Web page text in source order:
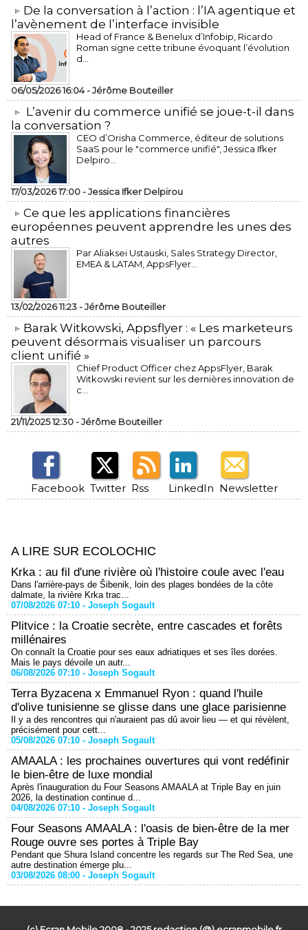
​De la conversation à l’action : l’IA agentique et
l’avènement de l’interface invisible
Head of France & Benelux d’Infobip, Ricardo
Roman signe cette tribune évoquant l’évolution
d...
06/05/2026 16:04 -Jérôme Bouteiller
L’avenir du commerce unifié se joue-t-il dans
la conversation ?
CEO d’Orisha Commerce, éditeur de solutions
SaaS pour le "commerce unifié", Jessica Ifker
Delpiro...
17/03/2026 17:00 -Jessica Ifker Delpirou
​Ce que les applications financières
européennes peuvent apprendre les unes des
autres
Par Aliaksei Ustauski, Sales Strategy Director,
EMEA & LATAM, AppsFlyer...
13/02/2026 11:23 -Jérôme Bouteiller
​Barak Witkowski, Appsflyer : « Les marketeurs
peuvent désormais visualiser un parcours
client unifié »
Chief Product Officer chez AppsFlyer, ​Barak
Witkowski revient sur les dernières innovation de
c...
21/11/2025 12:30 -Jérôme Bouteiller
Facebook Twitter Rss LinkedIn Newsletter
A LIRE SUR ECOLOCHIC
Krka : au fil d'une rivière où l'histoire coule avec l'eau
Dans l'arrière-pays de Šibenik, loin des plages bondées de la côte
dalmate, la rivière Krka trac...
07/08/2026 07:10 - Joseph Sogault
Plitvice : la Croatie secrète, entre cascades et forêts
millénaires
On connaît la Croatie pour ses eaux adriatiques et ses îles dorées.
Mais le pays dévoile un autr...
06/08/2026 07:10 - Joseph Sogault
Terra Byzacena x Emmanuel Ryon : quand l'huile
d'olive tunisienne se glisse dans une glace parisienne
Il y a des rencontres qui n'auraient pas dû avoir lieu — et qui révèlent,
précisément pour cett...
05/08/2026 07:10 - Joseph Sogault
AMAALA : les prochaines ouvertures qui vont redéfinir
le bien-être de luxe mondial
Après l'inauguration du Four Seasons AMAALA at Triple Bay en juin
2026, la destination continue d...
04/08/2026 07:10 - Joseph Sogault
Four Seasons AMAALA : l'oasis de bien-être de la mer
Rouge ouvre ses portes à Triple Bay
Pendant que Shura Island concentre les regards sur The Red Sea, une
autre destination émerge plu...
03/08/2026 08:00 - Joseph Sogault